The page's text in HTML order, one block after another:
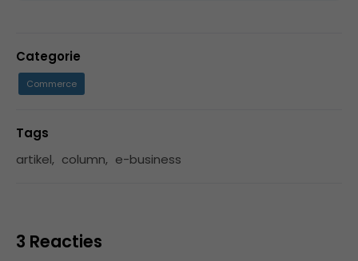
Categorie
Commerce
Tags
artikel, column, e-business
3 Reacties